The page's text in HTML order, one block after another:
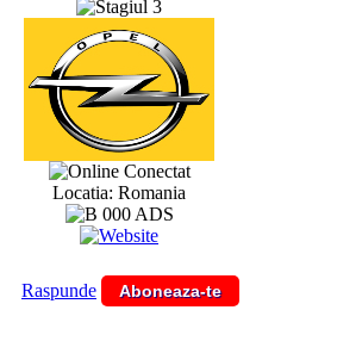
Conectat
Locatia: Romania
Raspunde Aboneaza-te